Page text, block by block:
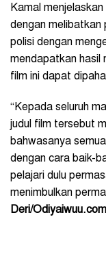
Kamal
dengan melibatkan
polisi dengan
mendapatkan hasil
film ini dapat
“Kepada seluruh
judul film tersebut
bahwasanya
dengan cara baik-
pelajari dulu
menimbulkan
Deri/Odiyaiwuu.com